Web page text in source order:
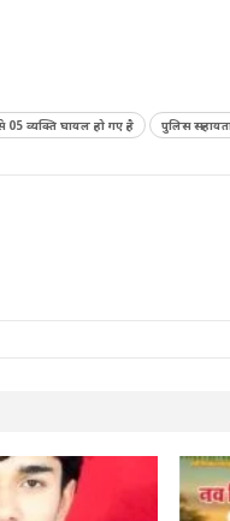
व्यक्ति घायल हो गए है पुलिस